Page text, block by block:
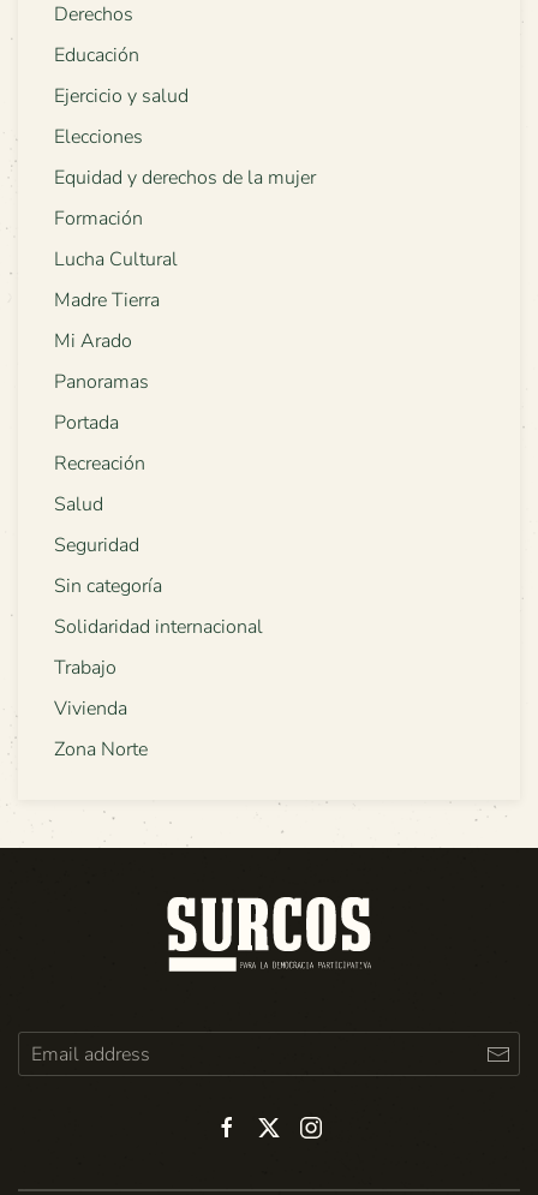
Derechos
Educación
Ejercicio y salud
Elecciones
Equidad y derechos de la mujer
Formación
Lucha Cultural
Madre Tierra
Mi Arado
Panoramas
Portada
Recreación
Salud
Seguridad
Sin categoría
Solidaridad internacional
Trabajo
Vivienda
Zona Norte